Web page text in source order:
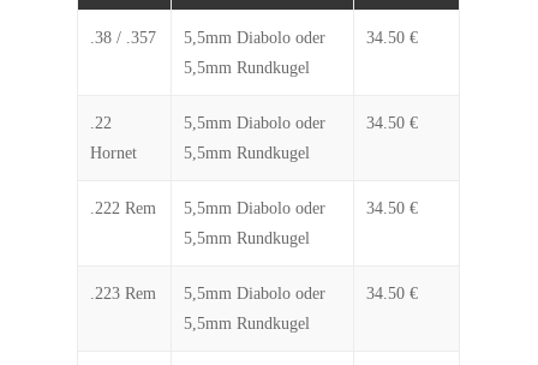
.38 / .357
5,5mm Diabolo oder
5,5mm Rundkugel
34.50 €
.22
Hornet
5,5mm Diabolo oder
5,5mm Rundkugel
34.50 €
.222 Rem
5,5mm Diabolo oder
5,5mm Rundkugel
34.50 €
.223 Rem
5,5mm Diabolo oder
5,5mm Rundkugel
34.50 €